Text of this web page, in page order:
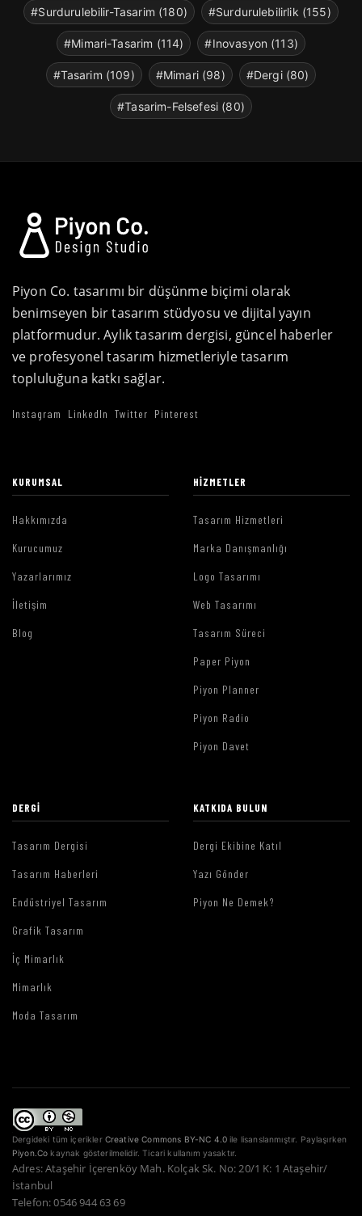
#Surdurulebilir-Tasarim (180) #Surdurulebilirlik (155)
#Mimari-Tasarim (114) #Inovasyon (113)
#Tasarim (109) #Mimari (98) #Dergi (80)
#Tasarim-Felsefesi (80)
Piyon Co. tasarımı bir düşünme biçimi olarak
benimseyen bir tasarım stüdyosu ve dijital yayın
platformudur. Aylık tasarım dergisi, güncel haberler
ve profesyonel tasarım hizmetleriyle tasarım
topluluğuna katkı sağlar.
Instagram LinkedIn Twitter Pinterest
KURUMSAL
Hakkımızda
Kurucumuz
Yazarlarımız
İletişim
Blog
HIZMETLER
Tasarım Hizmetleri
Marka Danışmanlığı
Logo Tasarımı
Web Tasarımı
Tasarım Süreci
Paper Piyon
Piyon Planner
Piyon Radio
Piyon Davet
DERGI
Tasarım Dergisi
Tasarım Haberleri
Endüstriyel Tasarım
Grafik Tasarım
İç Mimarlık
Mimarlık
Moda Tasarım
KATKIDA BULUN
Dergi Ekibine Katıl
Yazı Gönder
Piyon Ne Demek?
Dergideki tüm içerikler Creative Commons BY-NC 4.0 ile lisanslanmıştır. Paylaşırken
Piyon.Co kaynak gösterilmelidir. Ticari kullanım yasaktır.
Adres: Ataşehir İçerenköy Mah. Kolçak Sk. No: 20/1 K: 1 Ataşehir/
İstanbul
Telefon: 0546 944 63 69